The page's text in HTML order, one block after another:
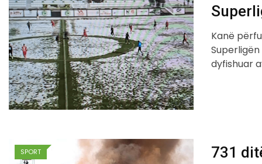
Kanë
dyfishuar
SPORT
731